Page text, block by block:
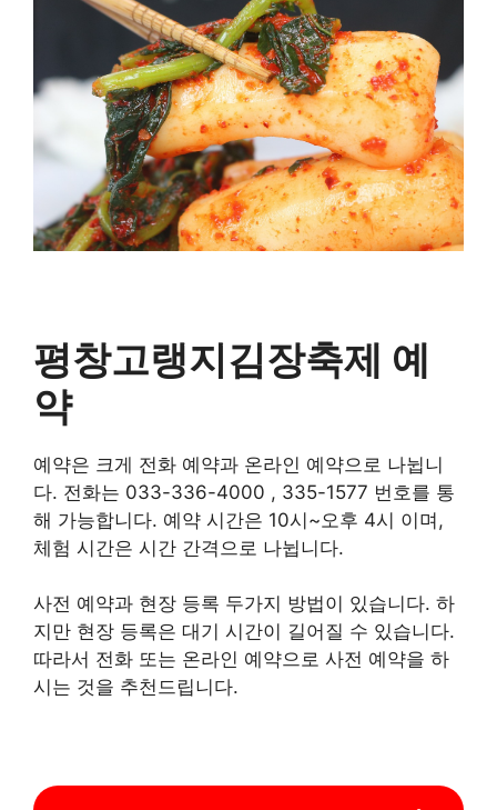
평창고랭지김장축제 예
약
예약은 크게 전화 예약과 온라인 예약으로 나뉩니
다. 전화는 033-336-4000 , 335-1577 번호를 통
해 가능합니다. 예약 시간은 10시~오후 4시 이며,
체험 시간은 시간 간격으로 나뉩니다.
사전 예약과 현장 등록 두가지 방법이 있습니다. 하
지만 현장 등록은 대기 시간이 길어질 수 있습니다.
따라서 전화 또는 온라인 예약으로 사전 예약을 하
시는 것을 추천드립니다.